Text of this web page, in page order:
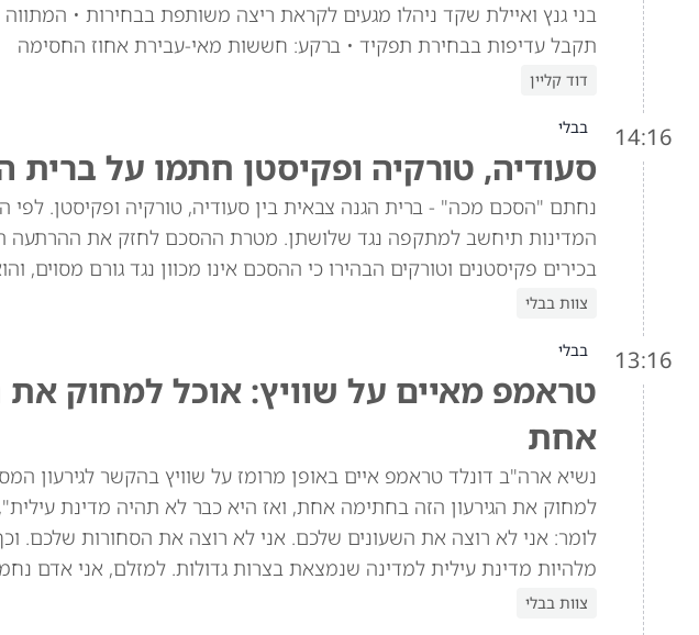
בני גנץ ואיילת שקד ניהלו מגעים לקראת ריצה משותפת בבחירות •
תקבל עדיפות בבחירת תפקיד • ברקע: חששות מאי-עבירת אחוז החסימה
דוד קליין
14:16 בבלי
סעודיה, טורקיה ופקיסטן חתמו על
נחתם "הסכם מכה" - ברית הגנה צבאית בין סעודיה, טורקיה ופקיסטן.
המדינות תיחשב למתקפה נגד שלושתן. מטרת ההסכם לחזק את ההרתעה
בכירים פקיסטנים וטורקים הבהירו כי ההסכם אינו מכוון נגד גורם מסוים,
צוות בבלי
13:16 בבלי
טראמפ מאיים על שוויץ: אוכל למחוק
אחת
למחוק את הגירעון הזה בחתימה אחת, ואז היא כבר לא תהיה מדינת
מלהיות מדינת עילית למדינה שנמצאת בצרות גדולות. למזלם, אני אדם
צוות בבלי